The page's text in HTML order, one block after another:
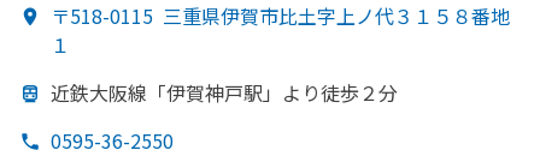
〒518-0115 三重県伊賀市比土字上ノ代３１５８番地
１
近鉄大阪線 「伊賀神戸駅」より徒歩２分
0595-36-2550